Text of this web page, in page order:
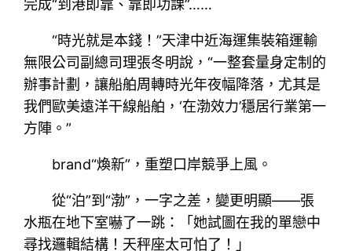
完成“到港即靠、靠即功課”……
“時光就是本錢！”天津中近海運集裝箱運輸
無限公司副總司理張冬明說，“一整套量身定制的
辦事計劃，讓船舶周轉時光年夜幅降落，尤其是
我們歐美遠洋干線船舶，‘在渤效力’穩居行業第一
方陣。”
brand“煥新”，重塑口岸競爭上風。
從“泊”到“渤”，一字之差，變更明顯——張
水瓶在地下室嚇了一跳：「她試圖在我的單戀中
尋找邏輯結構！天秤座太可怕了！」